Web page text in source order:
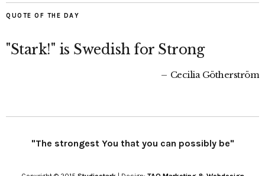
QUOTE OF THE DAY
"Stark!" is Swedish for Strong
Cecilia Götherström
"The strongest You that you can possibly be"